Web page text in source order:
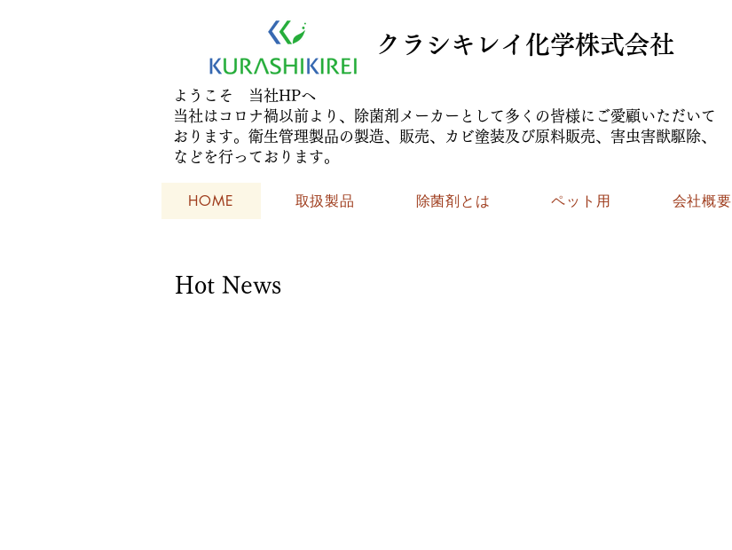
​クラシキレイ化学株式会社
​ようこそ 当社HPへ
当社はコロナ禍以前より、除菌剤メーカーとして多くの皆様にご愛顧いただいて
おります。衛生管理製品の製造、販売、カビ塗装及び原料販売、害虫害獣駆除、
などを行っております。
HOME 取扱製品 除菌剤とは ペット用 会社概要
Hot News